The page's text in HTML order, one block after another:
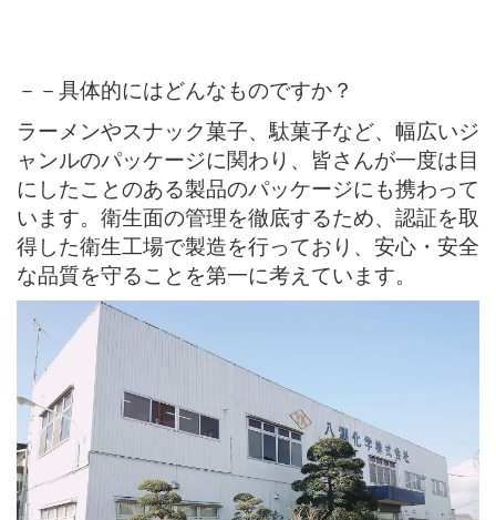
－－具体的にはどんなものですか？
ラーメンやスナック菓子、駄菓子など、幅広いジ
ャンルのパッケージに関わり、皆さんが一度は目
にしたことのある製品のパッケージにも携わって
います。衛生面の管理を徹底するため、認証を取
得した衛生工場で製造を行っており、安心・安全
な品質を守ることを第一に考えています。